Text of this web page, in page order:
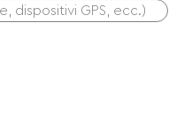
dispositivi GPS, ecc.)